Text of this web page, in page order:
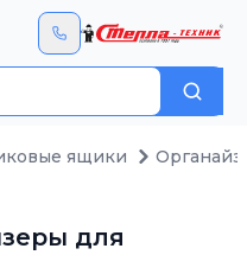
Поиск
ящики
для